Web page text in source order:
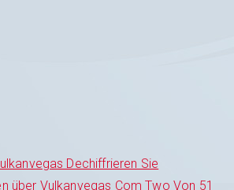
Dechiffrieren Sie
über Vulkanvegas Com Two Von 51